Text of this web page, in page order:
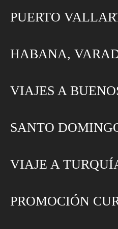
PUERTO
HABANA,
VIAJES A
SANTO
VIAJE A
PROMOCIÓN